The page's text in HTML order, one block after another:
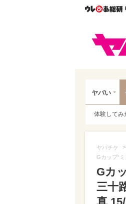
ヤバい
体験してみ
ヤバチケ >
Gカップ“
Gカ
三十